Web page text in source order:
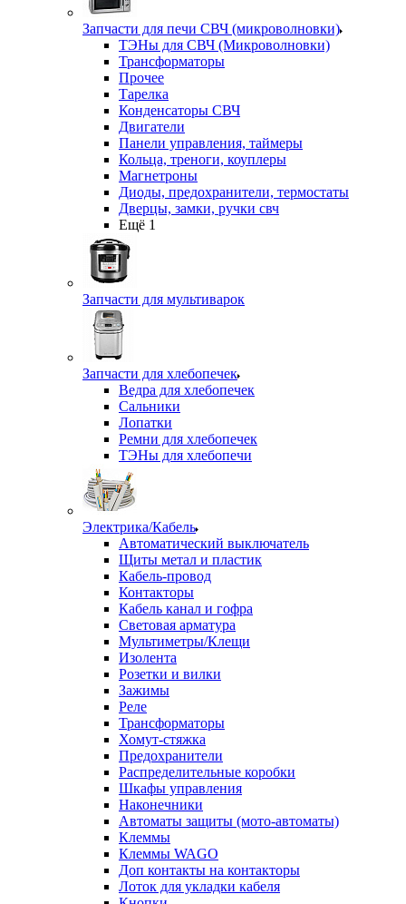
Запчасти для печи СВЧ (микроволновки)
ТЭНы для СВЧ (Микроволновки)
Трансформаторы
Прочее
Тарелка
Конденсаторы СВЧ
Двигатели
Панели управления, таймеры
Кольца, треноги, коуплеры
Магнетроны
Диоды, предохранители, термостаты
Дверцы, замки, ручки свч
Ещё 1
Запчасти для мультиварок
Запчасти для хлебопечек
Ведра для хлебопечек
Сальники
Лопатки
Ремни для хлебопечек
ТЭНы для хлебопечи
Электрика/Кабель
Автоматический выключатель
Щиты метал и пластик
Кабель-провод
Контакторы
Кабель канал и гофра
Световая арматура
Мультиметры/Клещи
Изолента
Розетки и вилки
Зажимы
Реле
Трансформаторы
Хомут-стяжка
Предохранители
Распределительные коробки
Шкафы управления
Наконечники
Автоматы защиты (мото-автоматы)
Клеммы
Клеммы WAGO
Доп контакты на контакторы
Лоток для укладки кабеля